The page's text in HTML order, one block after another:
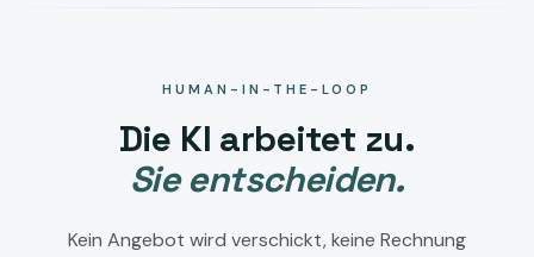
HUMAN-IN-THE-LOOP
Die KI arbeitet zu.
Sie entscheiden.
Kein Angebot wird verschickt, keine Rechnung